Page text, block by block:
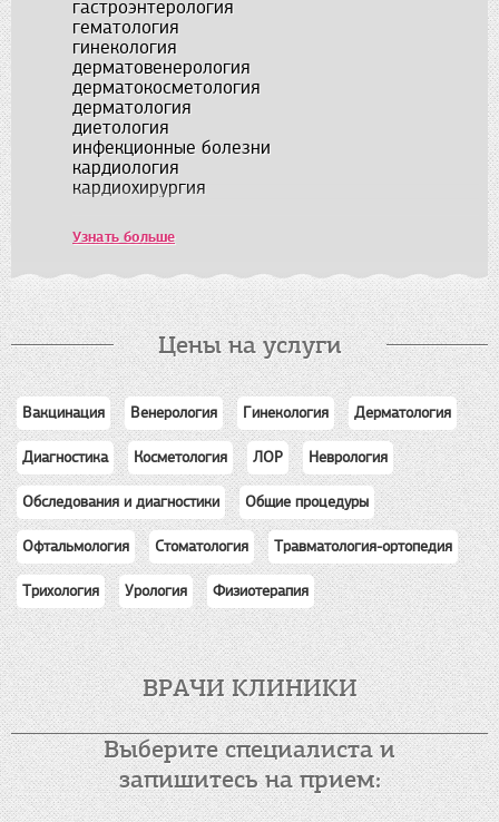
гастроэнтерология
гематология
гинекология
дерматовенерология
дерматокосметология
дерматология
диетология
инфекционные болезни
кардиология
кардиохирургия
мануальная терапия
МРТ
неврология
нейрохирургия
неонатология
нефрология
онкология
ортодонтия
ортопедия
отоларингология
офтальмология
педиатрия
психиатрия
психология
психотерапия
пульмонология
рентгенология
репродуктология
сосудистая хирургия
стоматология
терапия
травматология
ультразвуковая диагностика
урология
флебология
функциональная диагностика
хирургия
эндокринология
эндоскопия
Узнать больше
Цены на услуги
Вакцинация Венерология Гинекология Дерматология
Диагностика Косметология ЛОР Неврология
Обследования и диагностики Общие процедуры
Офтальмология Стоматология Травматология-ортопедия
Трихология Урология Физиотерапия
ВРАЧИ КЛИНИКИ
Выберите специалиста и
запишитесь на прием: